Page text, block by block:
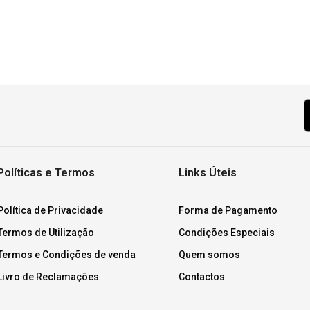
e Termos
de Privacidade
de Utilização
e Condições de venda
de Reclamações
Links Úteis
Forma de Pagamento
Condições Especiais
Quem somos
Contactos